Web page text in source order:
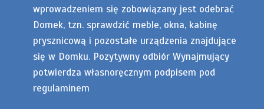
wprowadzeniem się zobowiązany jest odebrać
Domek, tzn. sprawdzić meble, okna, kabinę
prysznicową i pozostałe urządzenia znajdujące
się w Domku. Pozytywny odbiór Wynajmujący
potwierdza własnoręcznym podpisem pod
regulaminem